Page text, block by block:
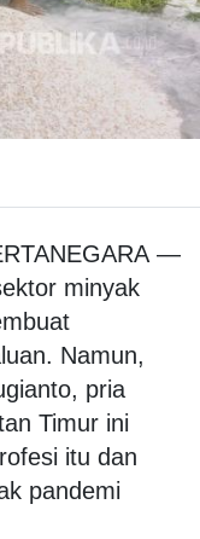
—
minyak
Namun,
pria
Timur ini
itu dan
pandemi